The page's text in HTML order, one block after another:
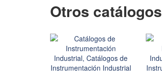
Otros catálogos